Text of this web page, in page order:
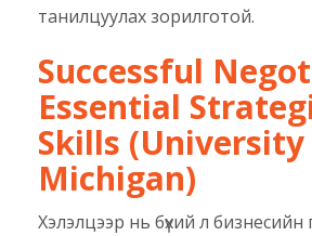
танилцуулах зорилготой.
Successful
Essential
Skills
Michigan)
Хэлэлцээр нь бүхий л бизнесийн